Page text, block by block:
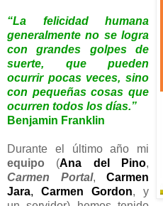
“La felicidad humana
generalmente no se logra
con grandes golpes de
suerte, que pueden
ocurrir pocas veces, sino
con pequeñas cosas que
ocurren todos los días.”
Benjamin Franklin
Durante el último año mi
equipo (Ana del Pino,
Carmen Portal, Carmen
Jara, Carmen Gordon, y